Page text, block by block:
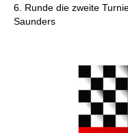
6. Runde die zweite
Saunders